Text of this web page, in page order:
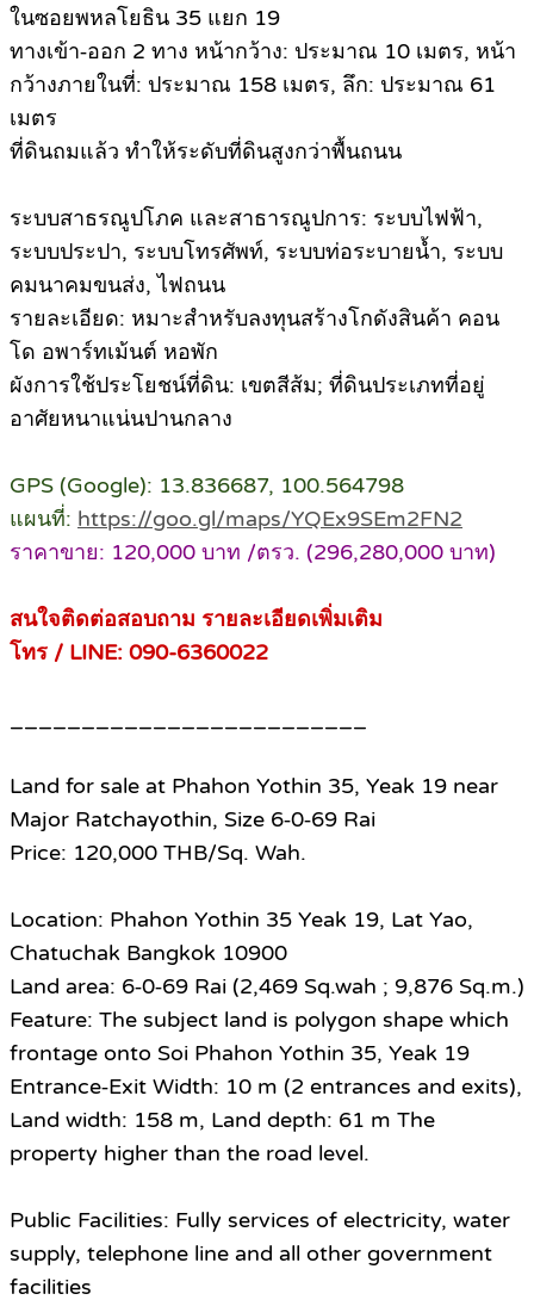
ในซอยพหลโยธิน 35 แยก 19
ทางเข้า‑ออก 2 ทาง หน้ากว้าง: ประมาณ 10 เมตร, หน้า
กว้างภายในที่: ประมาณ 158 เมตร, ลึก: ประมาณ 61
เมตร
ที่ดินถมแล้ว ทำให้ระดับที่ดินสูงกว่าพื้นถนน
ระบบสาธรณูปโภค และสาธารณูปการ: ระบบไฟฟ้า,
ระบบประปา, ระบบโทรศัพท์, ระบบท่อระบายน้ำ, ระบบ
คมนาคมขนส่ง, ไฟถนน
รายละเอียด: หมาะสำหรับลงทุนสร้างโกดังสินค้า คอน
โด อพาร์ทเม้นต์ หอพัก
ผังการใช้ประโยชน์ที่ดิน: เขตสีส้ม; ที่ดินประเภทที่อยู่
อาศัยหนาแน่นปานกลาง
GPS (Google): 13.836687, 100.564798
แผนที่: https://goo.gl/maps/YQEx9SEm2FN2
ราคาขาย: 120,000 บาท /ตรว. (296,280,000 บาท)
สนใจติดต่อสอบถาม รายละเอียดเพิ่มเติม
โทร / LINE: 090-6360022
Land for sale at Phahon Yothin 35, Yeak 19 near
Major Ratchayothin, Size 6‑0‑69 Rai
Price: 120,000 THB/Sq. Wah.
Location: Phahon Yothin 35 Yeak 19, Lat Yao,
Chatuchak Bangkok 10900
Land area: 6‑0‑69 Rai (2,469 Sq.wah ; 9,876 Sq.m.)
Feature: The subject land is polygon shape which
frontage onto Soi Phahon Yothin 35, Yeak 19
Entrance‑Exit Width: 10 m (2 entrances and exits),
Land width: 158 m, Land depth: 61 m The
property higher than the road level.
Public Facilities: Fully services of electricity, water
supply, telephone line and all other government
facilities